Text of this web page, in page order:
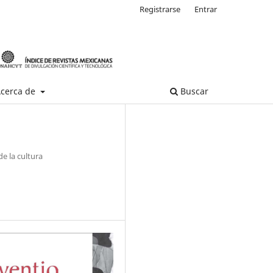
de Buscar
Registrarse Entrar
la cultura